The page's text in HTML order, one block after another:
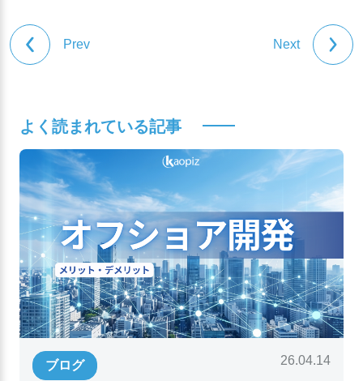
Prev Next
よく読まれている記事
ブログ 26.04.14